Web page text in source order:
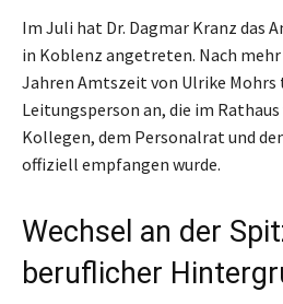
Im Juli hat Dr. Dagmar Kranz das
in Koblenz angetreten. Nach
Jahren Amtszeit von Ulrike
Leitungsperson an, die im
Kollegen, dem Personalrat und
offiziell empfangen wurde.
Wechsel an der
beruflicher